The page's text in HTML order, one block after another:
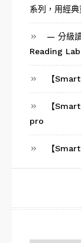
系列，用經
— 分級
Reading Lab
【
【
pro
【